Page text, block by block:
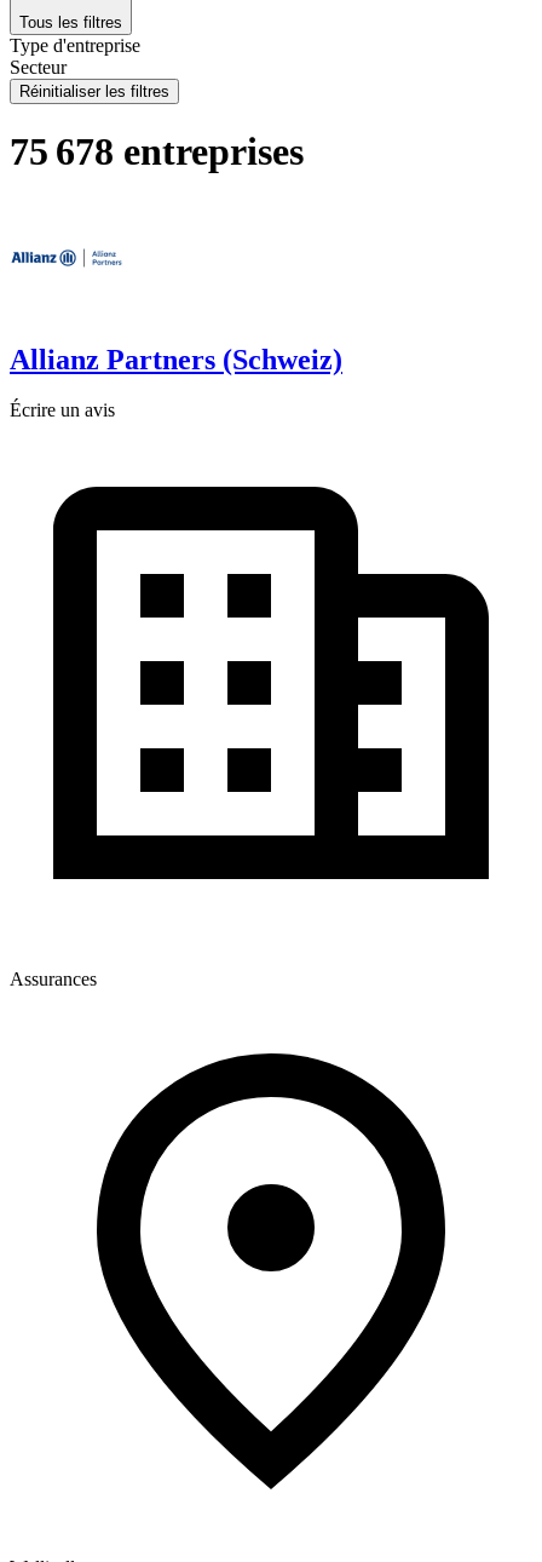
Tous les filtres
Type d'entreprise
Secteur
Réinitialiser les filtres
75 678 entreprises
Allianz Partners (Schweiz)
Écrire un avis
Assurances